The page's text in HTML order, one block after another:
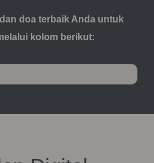
doa terbaik Anda untuk
kolom berikut: